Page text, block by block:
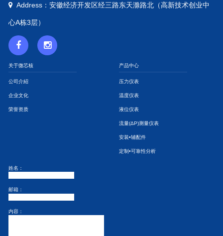
Address：安徽经济开发区经三路东天滁路北（高新技术创业中
心A栋3层）
关于微芯核
公司介紹
企业文化
荣誉资质
产品中心
压力仪表
温度仪表
液位仪表
流量(ΔP)测量仪表
安装•辅配件
定制•可靠性分析
姓名：
邮箱：
内容：